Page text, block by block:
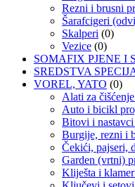
Rezni i brusni
Šarafcigeri
Skalperi (0)
Vezice (0)
SOMAFIX PJENE I
SREDSTVA
VOREL, YATO (0)
Alati za
Auto i bicikl
Bitovi i
Burgije, rezni i
Čekići, pajseri,
Garden (vrtni)
Kliješta i